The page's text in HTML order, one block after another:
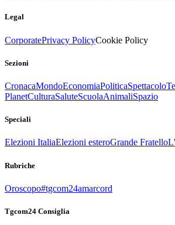
Legal
CorporatePrivacy PolicyCookie Policy
Sezioni
CronacaMondoEconomiaPoliticaSpettacolo
PlanetCulturaSaluteScuolaAnimaliSpazio
Speciali
Elezioni ItaliaElezioni esteroGrande Fratello
Rubriche
Oroscopo#tgcom24amarcord
Tgcom24 Consiglia